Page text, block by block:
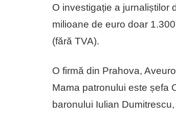
O investigație a jurnaliștilor
milioane de euro doar
(fără TVA).
O firmă din Prahova,
Mama patronului este șefa
baronului Iulian